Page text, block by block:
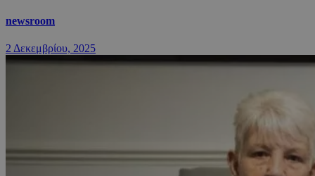
newsroom
2 Δεκεμβρίου, 2025